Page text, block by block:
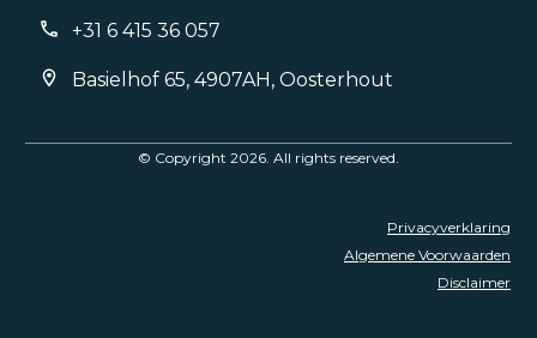
+31 6 415 36 057
Basielhof 65, 4907AH, Oosterhout
© Copyright 2026. All rights reserved.
Privacyverklaring
Algemene Voorwaarden
Disclaimer